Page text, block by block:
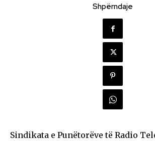
Shpërndaje
Sindikata e Punëtorëve të Radio